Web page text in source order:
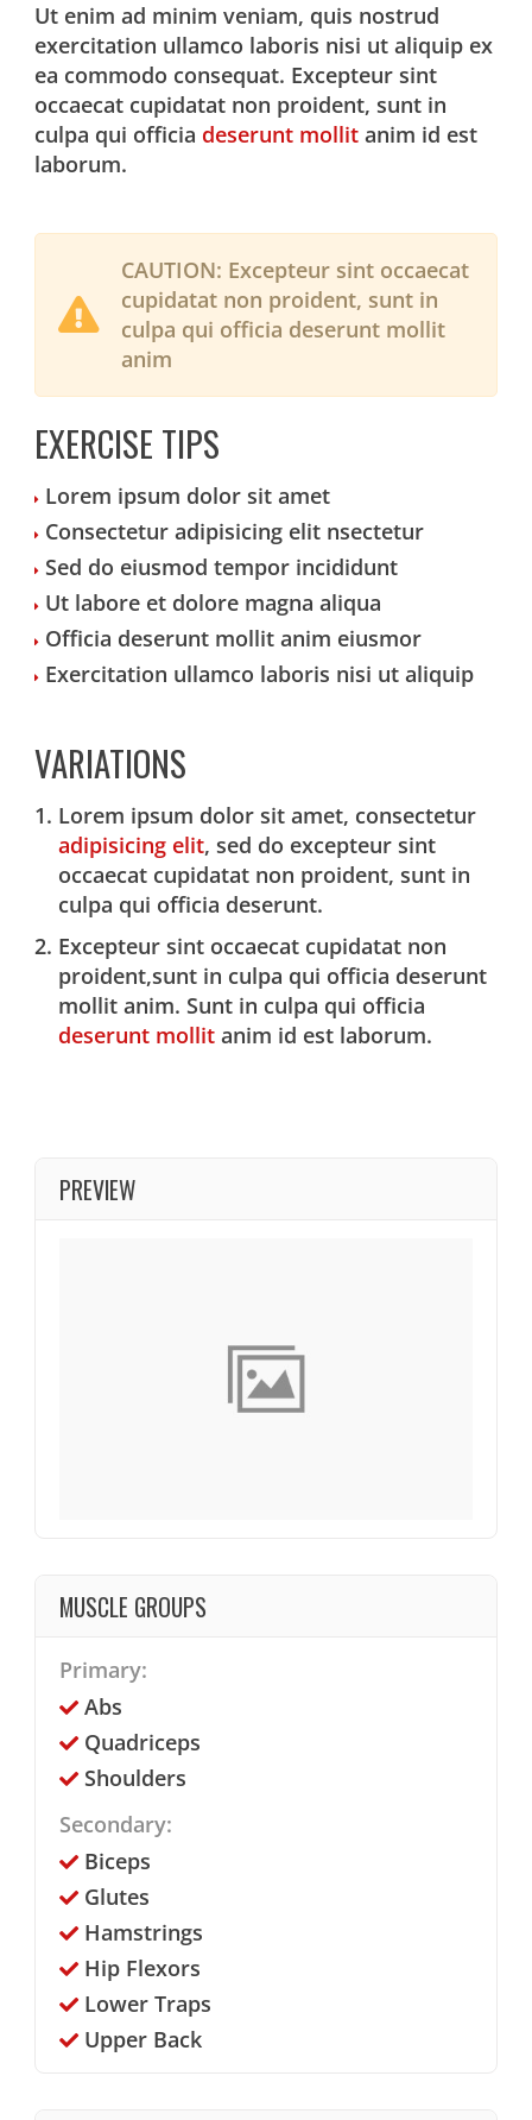
Ut enim ad minim veniam, quis nostrud
exercitation ullamco laboris nisi ut aliquip ex
ea commodo consequat. Excepteur sint
occaecat cupidatat non proident, sunt in
culpa qui officia deserunt mollit anim id est
laborum.
CAUTION: Excepteur sint occaecat
cupidatat non proident, sunt in
culpa qui officia deserunt mollit
anim
EXERCISE TIPS
Lorem ipsum dolor sit amet
Consectetur adipisicing elit nsectetur
Sed do eiusmod tempor incididunt
Ut labore et dolore magna aliqua
Officia deserunt mollit anim eiusmor
Exercitation ullamco laboris nisi ut aliquip
VARIATIONS
Lorem ipsum dolor sit amet, consectetur
adipisicing elit, sed do excepteur sint
occaecat cupidatat non proident, sunt in
culpa qui officia deserunt.
Excepteur sint occaecat cupidatat non
proident,sunt in culpa qui officia deserunt
mollit anim. Sunt in culpa qui officia
deserunt mollit anim id est laborum.
PREVIEW
MUSCLE GROUPS
Primary:
Abs
Quadriceps
Shoulders
Secondary:
Biceps
Glutes
Hamstrings
Hip Flexors
Lower Traps
Upper Back